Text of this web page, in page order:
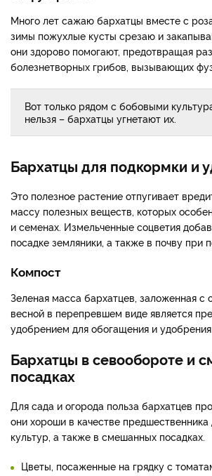
Много лет сажаю бархатцы вместе с
зимы пожухлые кусты срезаю и
они здорово помогают, предотвращая
болезнетворных грибов, вызывающих
Вот только рядом с бобовыми
нельзя – бархатцы угнетают их.
Бархатцы для подкормки и
Это полезное растение отпугивает
массу полезных веществ, которых
и семенах. Измельченные соцветия
посадке земляники, а также в почву при
Компост
Зеленая масса бархатцев, заложенная с
весной в перепревшем виде является
удобрением для обогащения и удобрения
Бархатцы в севообороте и
посадках
Для сада и огорода польза бархатцев
они хороши в качестве предшественника
культур, а также в смешанных посадках.
Цветы, посаженные на грядку с